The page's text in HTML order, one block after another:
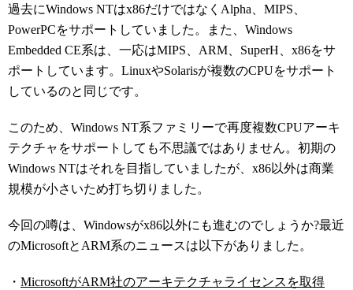
過去にWindows NTはx86だけではなくAlpha、MIPS、
PowerPCをサポートしていました。また、Windows
Embedded CE系は、一応はMIPS、ARM、SuperH、x86をサ
ポートしています。LinuxやSolarisが複数のCPUをサポート
しているのと同じです。
このため、Windows NT系ファミリーで再度複数CPUアーキ
テクチャをサポートしても不思議ではありません。初期の
Windows NTはそれを目指していましたが、x86以外は商業
規模が小さいため打ち切りました。
今回の噂は、Windowsがx86以外にも進むのでしょうか?最近
のMicrosoftとARM系のニュースは以下がありました。
・ MicrosoftがARM社のアーキテクチャライセンスを取得